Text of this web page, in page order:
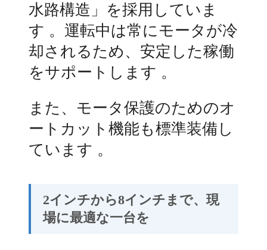
水路構造」を採用していま
す 。運転中は常にモータが冷
却されるため、安定した稼働
をサポートします 。
また、モータ保護のためのオ
ートカット機能も標準装備し
ています 。
2インチから8インチまで、現
場に最適な一台を